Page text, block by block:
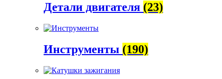
Детали двигателя (23)
Инструменты (190)